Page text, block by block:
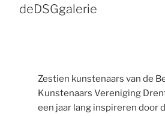
deDSGgalerie
Zestien kunstenaars van de
Kunstenaars Vereniging
een jaar lang inspireren door